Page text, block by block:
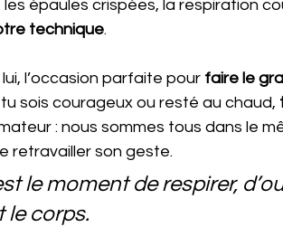
épaules crispées, la respiration
technique.
l’occasion parfaite pour faire le
tu sois courageux ou resté au chaud,
: nous sommes tous dans le
retravailler son geste.
le moment de respirer,
le corps.